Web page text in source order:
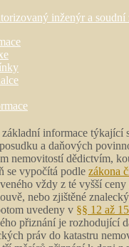
inženýr a soudní
informace týkající
a daňových
nemovitostí dědictvím,
se vypočítá podle zákona
vždy z té vyšší
nebo zjištěné
uvedeny v §§ 12 až 15
přiznání je rozhodující
práv do katastru